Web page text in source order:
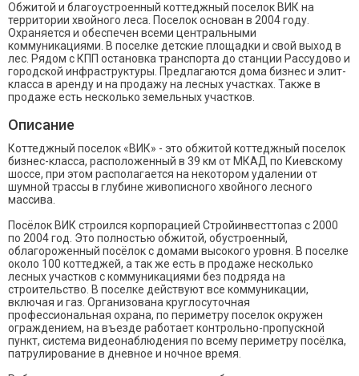
Обжитой и благоустроенный коттеджный поселок ВИК на
территории хвойного леса. Поселок основан в 2004 году.
Охраняется и обеспечен всеми центральными
коммуникациями. В поселке детские площадки и свой выход в
лес. Рядом с КПП остановка транспорта до станции Рассудово и
городской инфраструктуры. Предлагаются дома бизнес и элит-
класса в аренду и на продажу на лесных участках. Также в
продаже есть несколько земельных участков.
Описание
Коттеджный поселок «ВИК» - это обжитой коттеджный поселок
бизнес-класса, расположенный в 39 км от МКАД по Киевскому
шоссе, при этом располагается на некотором удалении от
шумной трассы в глубине живописного хвойного лесного
массива.
Посёлок ВИК строился корпорацией Стройинвесттопаз с 2000
по 2004 год. Это полностью обжитой, обустроенный,
облагороженный посёлок с домами высокого уровня. В поселке
около 100 коттеджей, а так же есть в продаже несколько
лесных участков с коммуникациями без подряда на
строительство. В поселке действуют все коммуникации,
включая и газ. Организована круглосуточная
профессиональная охрана, по периметру поселок окружен
ограждением, на въезде работает контрольно-пропускной
пункт, система видеонаблюдения по всему периметру посёлка,
патрулирование в дневное и ночное время.